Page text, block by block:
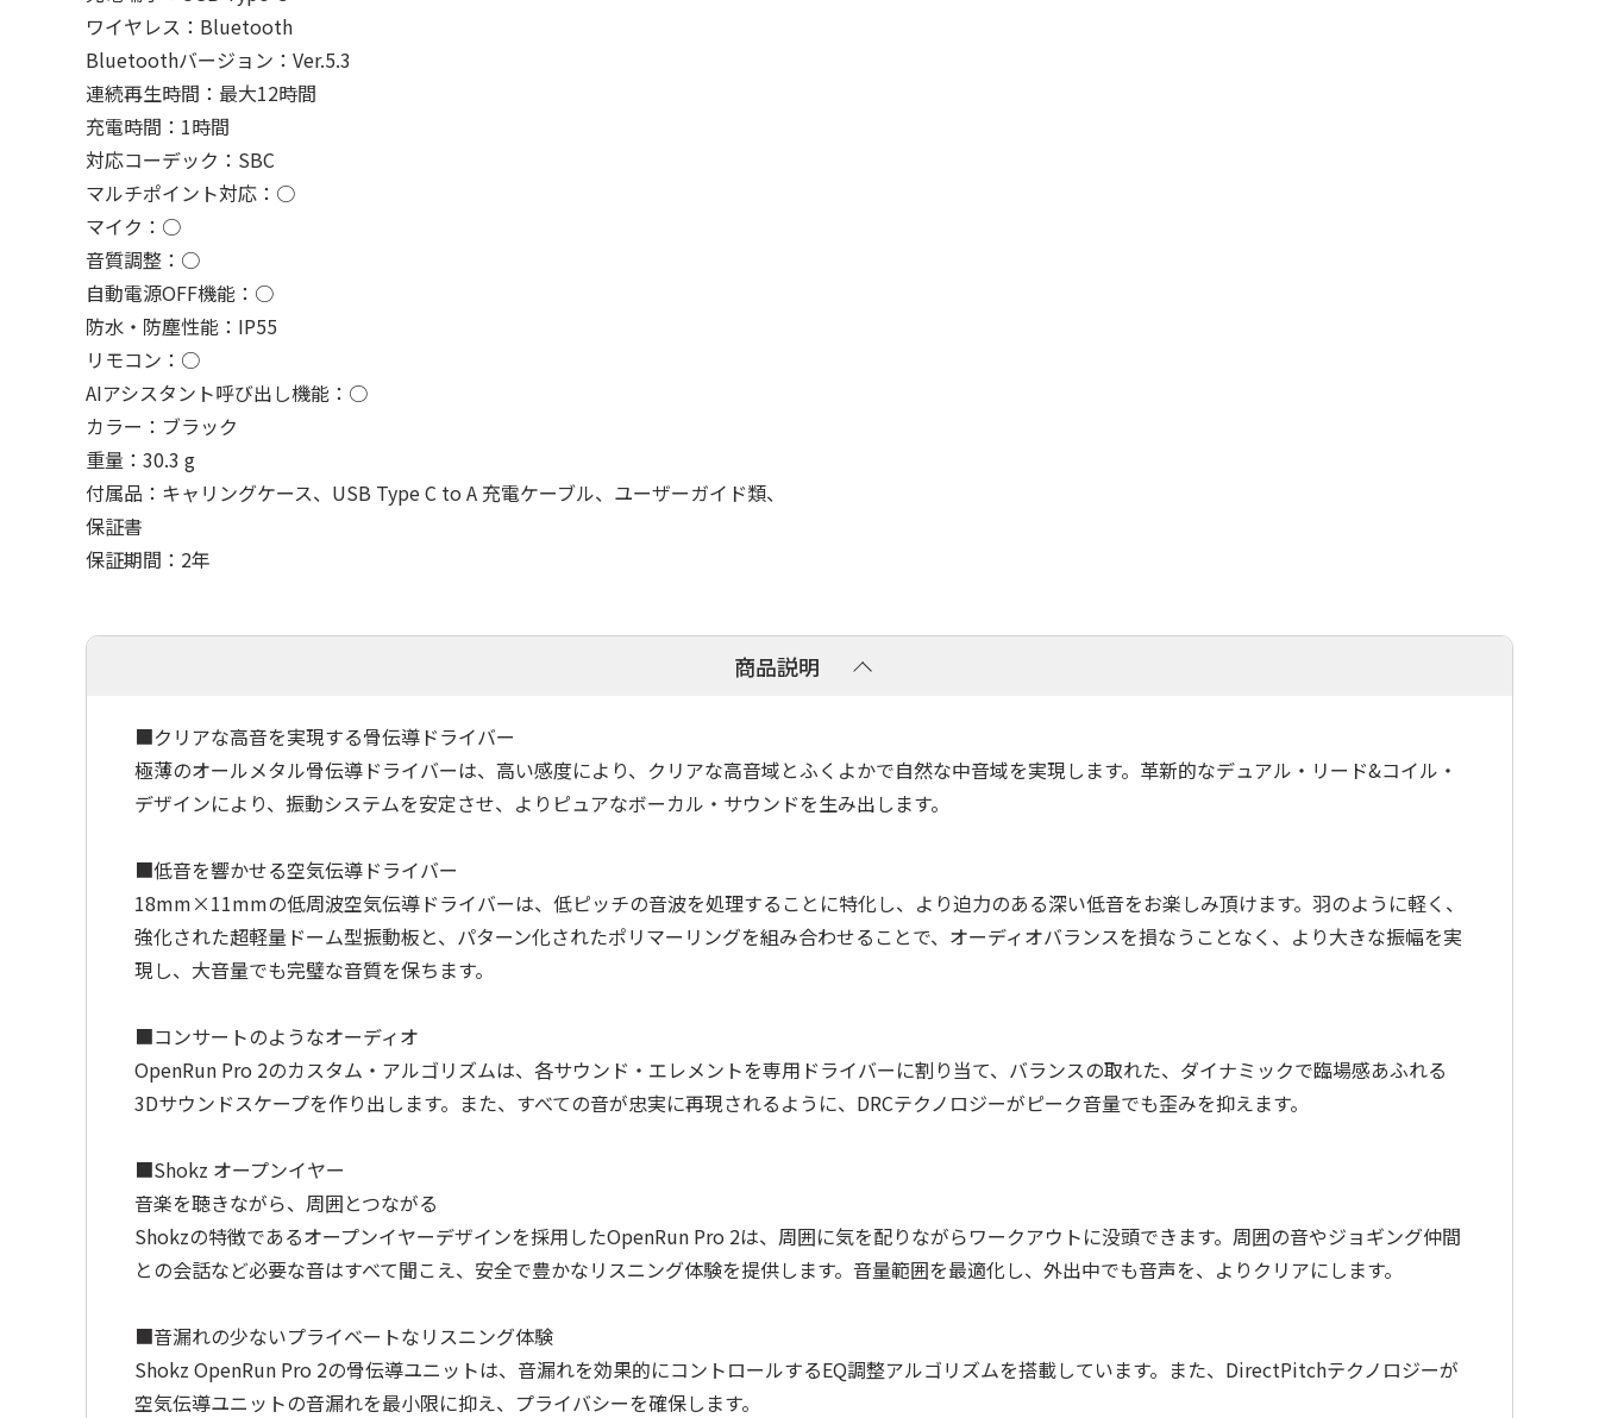
ワイヤレス：Bluetooth
Bluetoothバージョン：Ver.5.3
連続再生時間：最大12時間
充電時間：1時間
対応コーデック：SBC
マルチポイント対応：○
マイク：○
音質調整：○
自動電源OFF機能：○
防水・防塵性能：IP55
リモコン：○
AIアシスタント呼び出し機能：○
カラー：ブラック
重量：30.3 g
付属品：キャリングケース、USB Type C to A 充電ケーブル、ユーザーガイド類、
保証書
保証期間：2年
商品説明
■クリアな高音を実現する骨伝導ドライバー
極薄のオールメタル骨伝導ドライバーは、高い感度により、クリアな高音域とふくよかで自然な中音域を実現します。革新的なデュアル・リード&コイル・
デザインにより、振動システムを安定させ、よりピュアなボーカル・サウンドを生み出します。
■低音を響かせる空気伝導ドライバー
18mm×11mmの低周波空気伝導ドライバーは、低ピッチの音波を処理することに特化し、より迫力のある深い低音をお楽しみ頂けます。羽のように軽く、
強化された超軽量ドーム型振動板と、パターン化されたポリマーリングを組み合わせることで、オーディオバランスを損なうことなく、より大きな振幅を実
現し、大音量でも完璧な音質を保ちます。
■コンサートのようなオーディオ
OpenRun Pro 2のカスタム・アルゴリズムは、各サウンド・エレメントを専用ドライバーに割り当て、バランスの取れた、ダイナミックで臨場感あふれる
3Dサウンドスケープを作り出します。また、すべての音が忠実に再現されるように、DRCテクノロジーがピーク音量でも歪みを抑えます。
■Shokz オープンイヤー
音楽を聴きながら、周囲とつながる
Shokzの特徴であるオープンイヤーデザインを採用したOpenRun Pro 2は、周囲に気を配りながらワークアウトに没頭できます。周囲の音やジョギング仲間
との会話など必要な音はすべて聞こえ、安全で豊かなリスニング体験を提供します。音量範囲を最適化し、外出中でも音声を、よりクリアにします。
■音漏れの少ないプライベートなリスニング体験
Shokz OpenRun Pro 2の骨伝導ユニットは、音漏れを効果的にコントロールするEQ調整アルゴリズムを搭載しています。また、DirectPitchテクノロジーが
空気伝導ユニットの音漏れを最小限に抑え、プライバシーを確保します。